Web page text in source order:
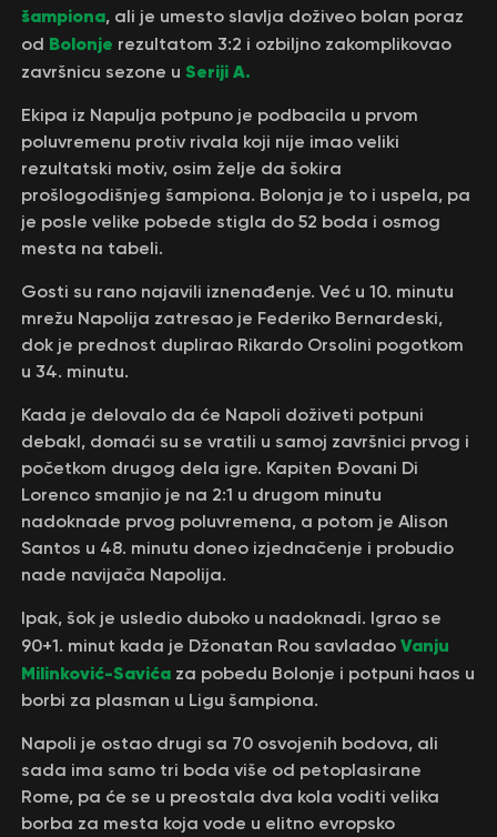
šampiona, ali je umesto slavlja doživeo bolan poraz
od Bolonje rezultatom 3:2 i ozbiljno zakomplikovao
završnicu sezone u Seriji A.
Ekipa iz Napulja potpuno je podbacila u prvom
poluvremenu protiv rivala koji nije imao veliki
rezultatski motiv, osim želje da šokira
prošlogodišnjeg šampiona. Bolonja je to i uspela, pa
je posle velike pobede stigla do 52 boda i osmog
mesta na tabeli.
Gosti su rano najavili iznenađenje. Već u 10. minutu
mrežu Napolija zatresao je Federiko Bernardeski,
dok je prednost duplirao Rikardo Orsolini pogotkom
u 34. minutu.
Kada je delovalo da će Napoli doživeti potpuni
debakl, domaći su se vratili u samoj završnici prvog i
početkom drugog dela igre. Kapiten Đovani Di
Lorenco smanjio je na 2:1 u drugom minutu
nadoknade prvog poluvremena, a potom je Alison
Santos u 48. minutu doneo izjednačenje i probudio
nade navijača Napolija.
Ipak, šok je usledio duboko u nadoknadi. Igrao se
90+1. minut kada je Džonatan Rou savladao Vanju
Milinković-Savićaza pobedu Bolonje i potpuni haos u
borbi za plasman u Ligu šampiona.
Napoli je ostao drugi sa 70 osvojenih bodova, ali
sada ima samo tri boda više od petoplasirane
Rome, pa će se u preostala dva kola voditi velika
borba za mesta koja vode u elitno evropsko